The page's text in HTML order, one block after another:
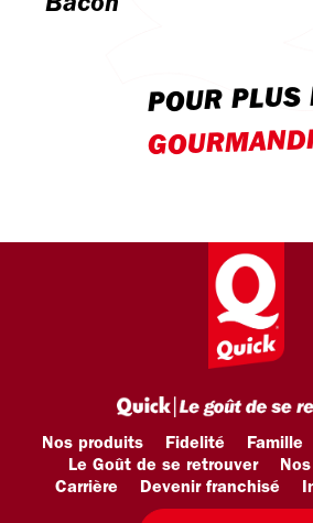
POUR PLUS
Nos produits Fidelité Famille
Le Goût de se retrouver
Carrière
Devenir franchisé